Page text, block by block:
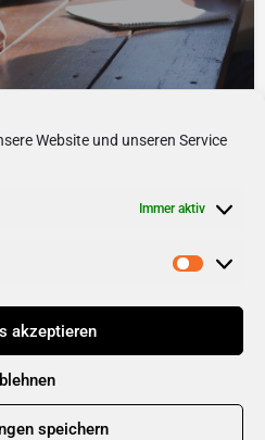
Website und unseren Service
Immer aktiv
akzeptieren
speichern